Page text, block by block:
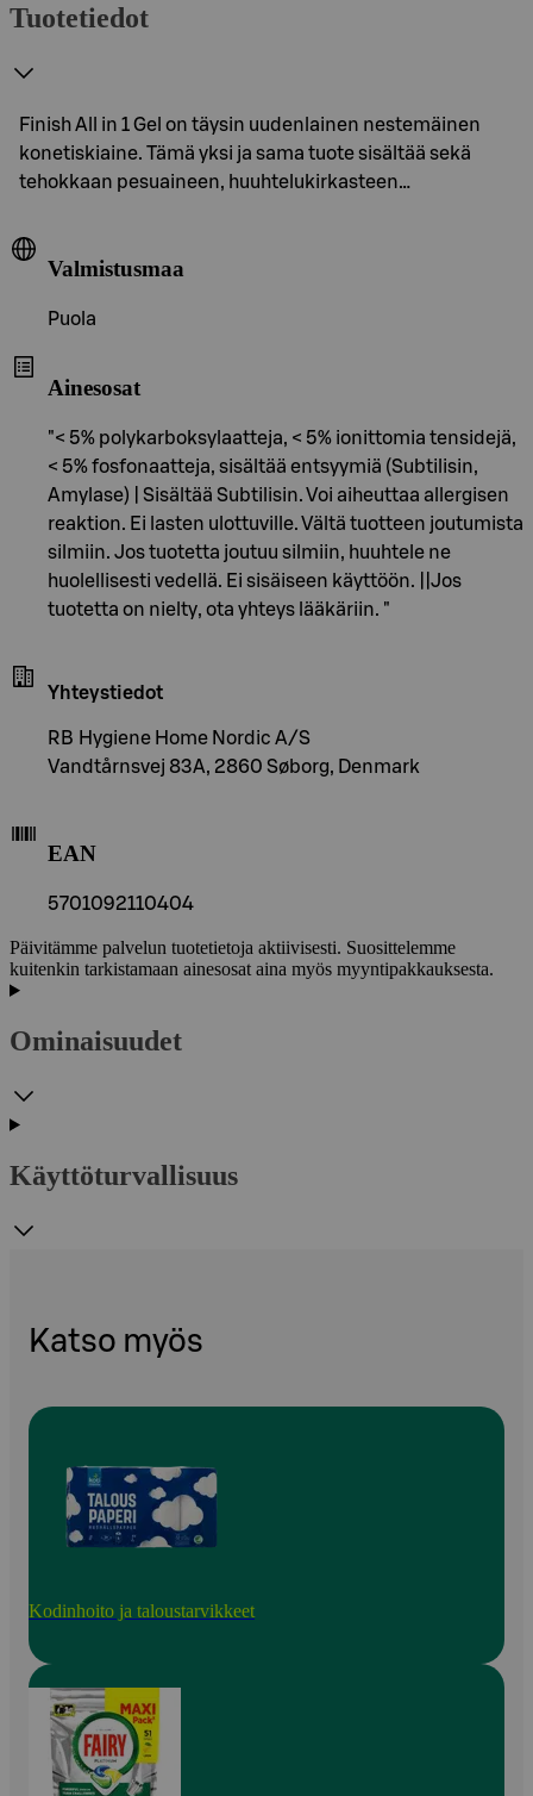
Tuotetiedot
Finish All in 1 Gel on täysin uudenlainen nestemäinen
konetiskiaine. Tämä yksi ja sama tuote sisältää sekä
tehokkaan pesuaineen, huuhtelukirkasteen…
Valmistusmaa
Puola
Ainesosat
"< 5% polykarboksylaatteja, < 5% ionittomia tensidejä,
< 5% fosfonaatteja, sisältää entsyymiä (Subtilisin,
Amylase) | Sisältää Subtilisin. Voi aiheuttaa allergisen
reaktion. Ei lasten ulottuville. Vältä tuotteen joutumista
silmiin. Jos tuotetta joutuu silmiin, huuhtele ne
huolellisesti vedellä. Ei sisäiseen käyttöön. ||Jos
tuotetta on nielty, ota yhteys lääkäriin. "
Yhteystiedot
RB Hygiene Home Nordic A/S
Vandtårnsvej 83A, 2860 Søborg, Denmark
EAN
5701092110404
Päivitämme palvelun tuotetietoja aktiivisesti. Suosittelemme
kuitenkin tarkistamaan ainesosat aina myös myyntipakkauksesta.
Ominaisuudet
Käyttöturvallisuus
Katso myös
Kodinhoito ja taloustarvikkeet